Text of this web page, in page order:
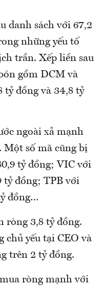
danh sách với 67,2
những yếu tố
trần. Xếp liền sau
gồm DCM và
đồng và 34,8 tỷ
ngoài xả mạnh
Một số mã cũng bị
tỷ đồng; VIC với
tỷ đồng; TPB với
đồng…
ròng 3,8 tỷ đồng.
chủ yếu tại CEO và
trên 2 tỷ đồng.
ròng mạnh với